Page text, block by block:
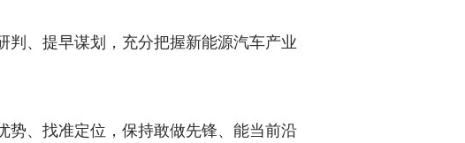
、提早谋划，充分把握新能源汽车产业
、找准定位，保持敢做先锋、能当前沿